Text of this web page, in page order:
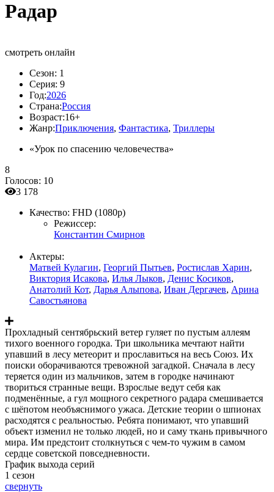
Радар
смотреть онлайн
Сезон: 1
Серия: 9
Год:2026
Страна:Россия
Возраст:16+
Жанр:Приключения, Фантастика, Триллеры
«Урок по спасению человечества»
8
Голосов: 10
3 178
Качество: FHD (1080p)
Режиссер:
Константин Смирнов
Актеры:
Матвей Кулагин, Георгий Пытьев, Ростислав Харин,
Виктория Исакова, Илья Лыков, Денис Косиков,
Анатолий Кот, Дарья Алыпова, Иван Дергачев, Арина
Савостьянова
Прохладный сентябрьский ветер гуляет по пустым аллеям
тихого военного городка. Три школьника мечтают найти
упавший в лесу метеорит и прославиться на весь Союз. Их
поиски оборачиваются тревожной загадкой. Сначала в лесу
теряется один из мальчиков, затем в городке начинают
твориться странные вещи. Взрослые ведут себя как
подменённые, а гул мощного секретного радара смешивается
с шёпотом необъяснимого ужаса. Детские теории о шпионах
расходятся с реальностью. Ребята понимают, что упавший
объект изменил не только людей, но и саму ткань привычного
мира. Им предстоит столкнуться с чем-то чужим в самом
сердце советской повседневности.
График выхода серий
1 сезон
свернуть